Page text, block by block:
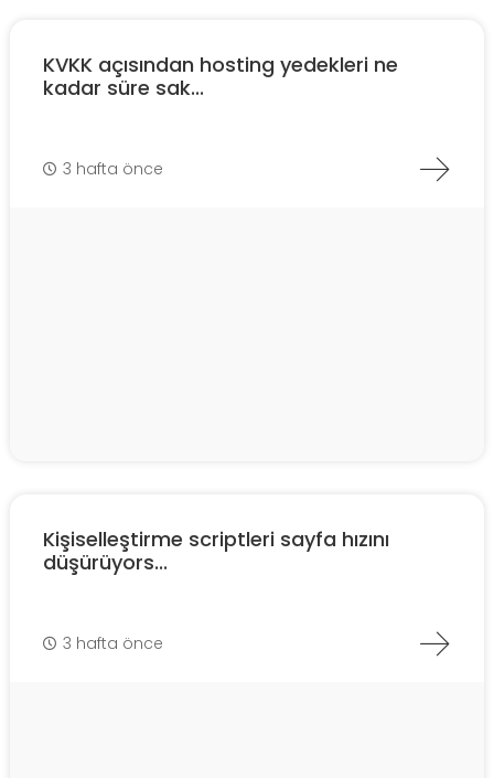
KVKK açısından hosting yedekleri ne
kadar süre sak...
3 hafta önce
Kişiselleştirme scriptleri sayfa hızını
düşürüyors...
3 hafta önce